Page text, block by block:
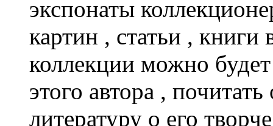
экспонаты
картин , статьи ,
коллекции можно
этого автора ,
литературу о его